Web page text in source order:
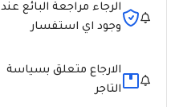
الرجاء مراجعة البائع عند
وجود اي استفسار
الارجاع متعلق بسياسة
التاجر